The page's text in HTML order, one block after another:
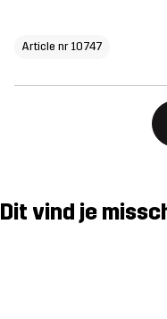
Article nr 10747
Dit vind je